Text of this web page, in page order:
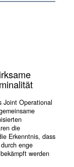
Joint Operational
die
Erkenntnis, dass
enge
werden